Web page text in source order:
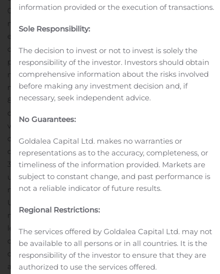
000 patients.Les lois allemandes sur le cannabis
médical ont été introduites en mars 2017 et le pays est
en passe de devenir l’un des plus importants marchés
du cannabis médical réglementé au monde. La
population de patients allemands pour le cannabis
médical connaît une croissance exponentielle, avec
maintenant plus de 100 000 patients actifs par rapport à
800 patients en 2017. Selon les données de marché
d’Insight Health, chaque patient allemand éligible se
voit prescrire en moyenne environ 30 grammes de
cannabis médical par mois ce qui représente une
demande annuelle de cannabis de
36 tonnes.ROYAUME-UNIDe plus, Farmako a obtenu
une autorisation par l’Agence de réglementation des
médicaments et des produits de santé du Royaume-
Uni (le « MRHA »), pour la distribution en gros de
médicaments, y compris le cannabis médical. La
législation britannique récente autorise la prescription
de cannabis par un médecin spécialiste par l’entremise
de pharmacie classique. L’accès à ce marché important,
associé à une large couverture d’assurance du cannabis
information provided or the execution of transactions.
Sole Responsibility:
The decision to invest or not to invest is solely the
responsibility of the investor. Investors should obtain
comprehensive information about the risks involved
before making any investment decision and, if
necessary, seek independent advice.
No Guarantees:
Goldalea Capital Ltd. makes no warranties or
representations as to the accuracy, completeness, or
timeliness of the information provided. Markets are
subject to constant change, and past performance is
not a reliable indicator of future results.
Regional Restrictions:
The services offered by Goldalea Capital Ltd. may not
be available to all persons or in all countries. It is the
responsibility of the investor to ensure that they are
authorized to use the services offered.